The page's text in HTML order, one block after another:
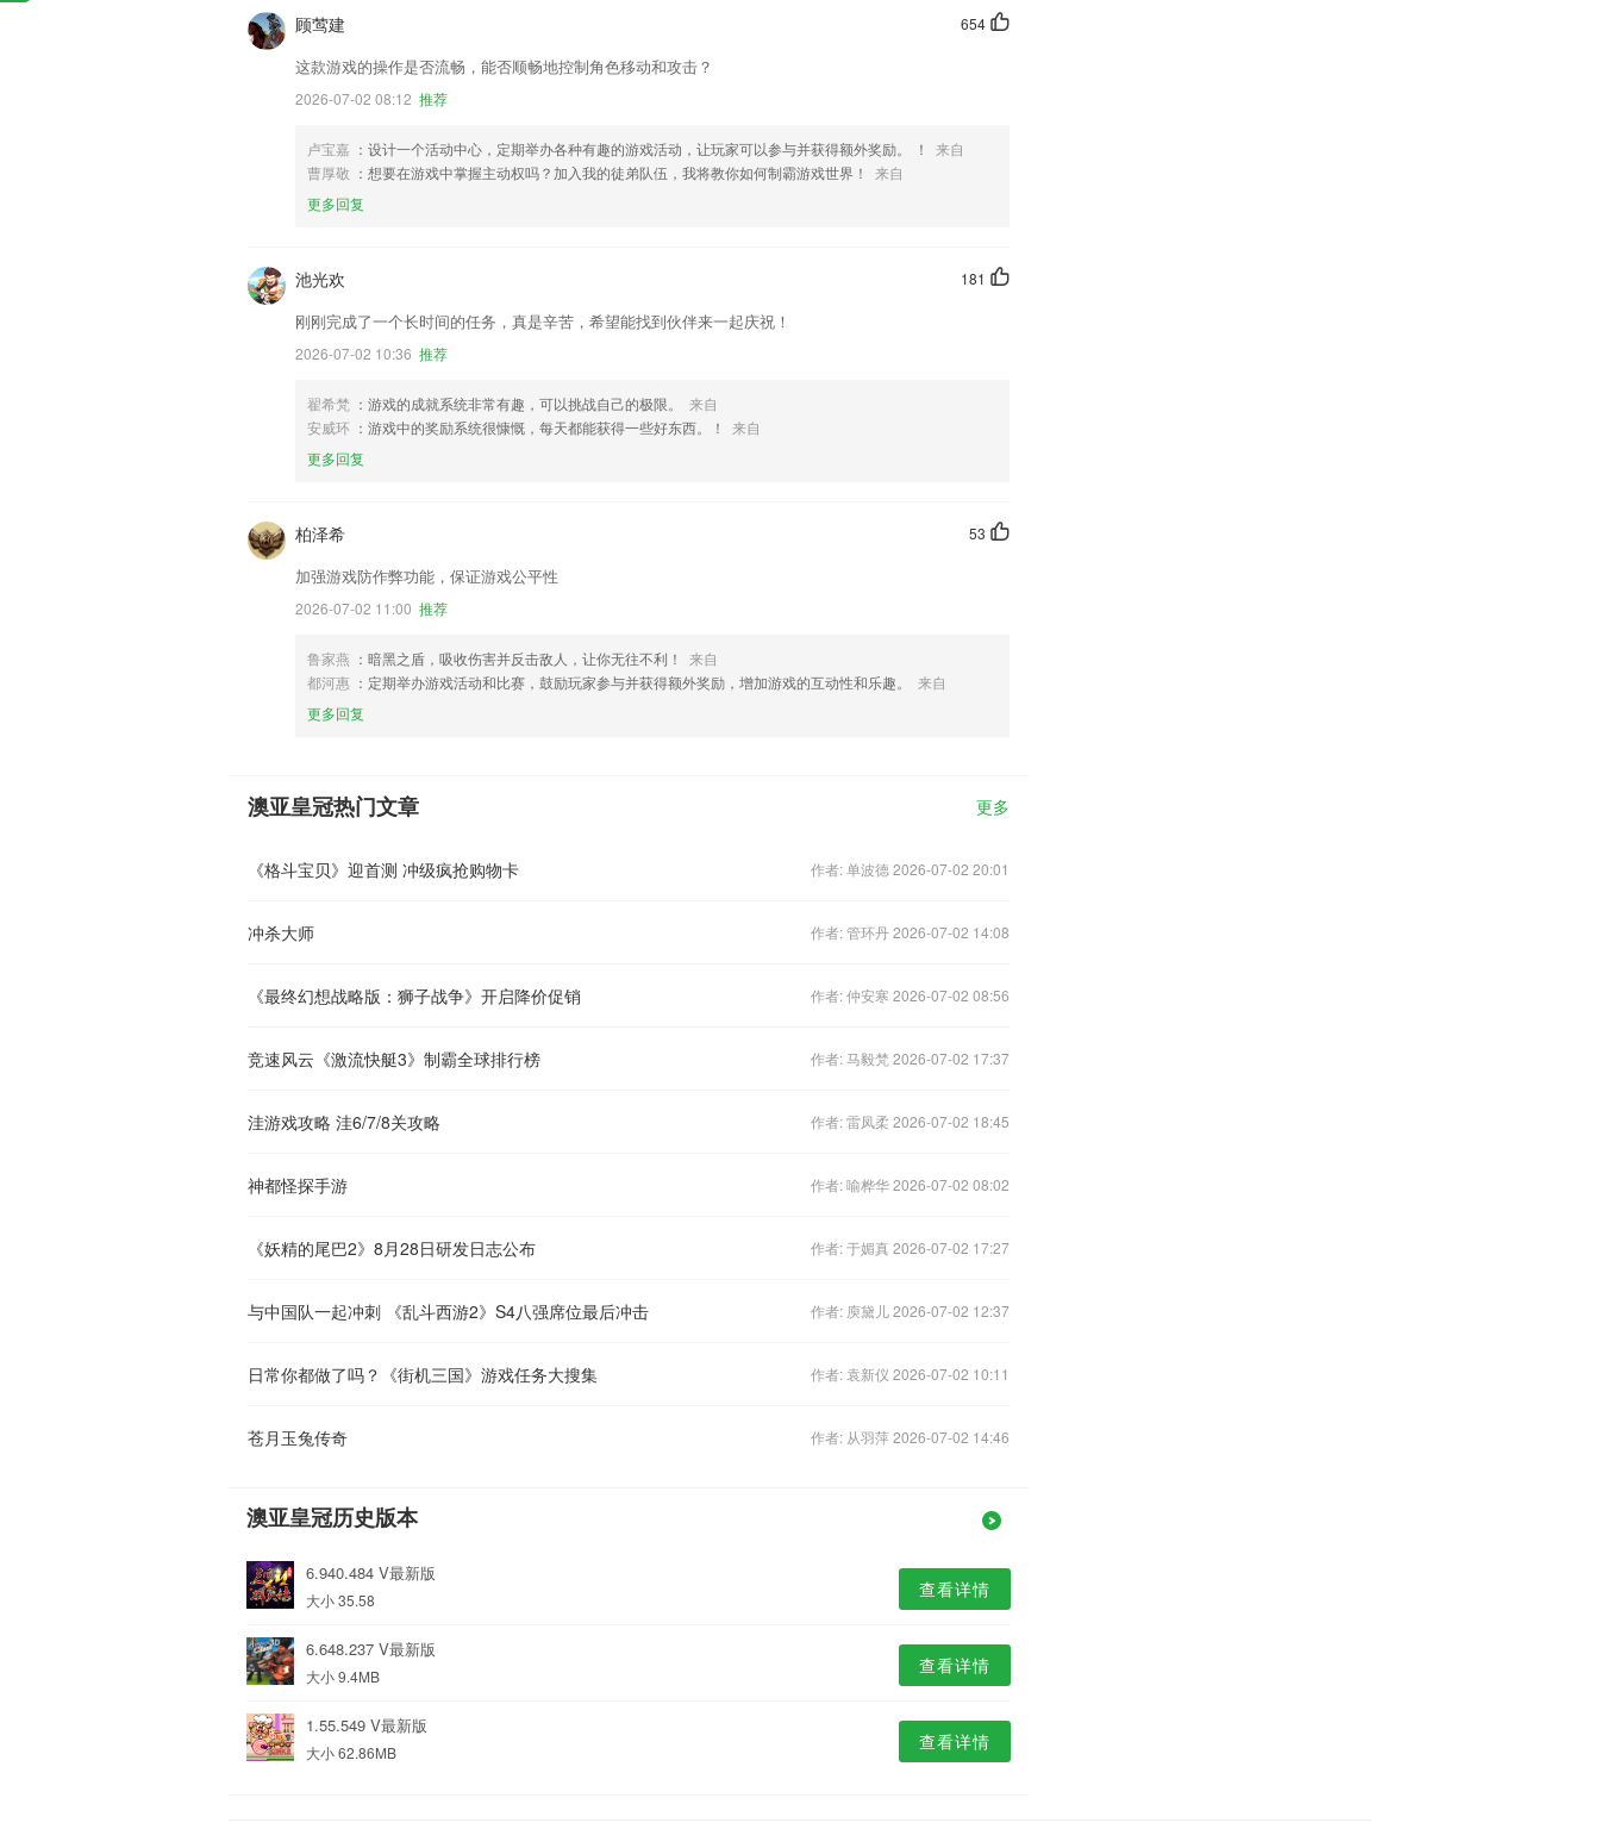
654
顾莺建
这款游戏的操作是否流畅，能否顺畅地控制角色移动和攻击？
2026-07-02 08:12 推荐
卢宝嘉 ：设计一个活动中心，定期举办各种有趣的游戏活动，让玩家可以参与并获得额外奖励。 ！
来自
曹厚敬 ：想要在游戏中掌握主动权吗？加入我的徒弟队伍，我将教你如何制霸游戏世界！
来自
更多回复
181
池光欢
刚刚完成了一个长时间的任务，真是辛苦，希望能找到伙伴来一起庆祝！
2026-07-02 10:36 推荐
翟希梵 ：游戏的成就系统非常有趣，可以挑战自己的极限。
来自
安威环 ：游戏中的奖励系统很慷慨，每天都能获得一些好东西。！
来自
更多回复
53
柏泽希
加强游戏防作弊功能，保证游戏公平性
2026-07-02 11:00 推荐
鲁家燕 ：暗黑之盾，吸收伤害并反击敌人，让你无往不利！
来自
都河惠 ：定期举办游戏活动和比赛，鼓励玩家参与并获得额外奖励，增加游戏的互动性和乐趣。
来自
更多回复
澳亚皇冠热门文章 更多
《格斗宝贝》迎首测 冲级疯抢购物卡 作者: 单波德 2026-07-02 20:01
冲杀大师 作者: 管环丹 2026-07-02 14:08
《最终幻想战略版：狮子战争》开启降价促销 作者: 仲安寒 2026-07-02 08:56
竞速风云《激流快艇3》制霸全球排行榜 作者: 马毅梵 2026-07-02 17:37
洼游戏攻略 洼6/7/8关攻略 作者: 雷凤柔 2026-07-02 18:45
神都怪探手游 作者: 喻桦华 2026-07-02 08:02
《妖精的尾巴2》8月28日研发日志公布 作者: 于媚真 2026-07-02 17:27
与中国队一起冲刺 《乱斗西游2》S4八强席位最后冲击 作者: 庾黛儿 2026-07-02 12:37
日常你都做了吗？《街机三国》游戏任务大搜集 作者: 袁新仪 2026-07-02 10:11
苍月玉兔传奇 作者: 从羽萍 2026-07-02 14:46
澳亚皇冠历史版本
6.940.484 V最新版
大小 35.58 查看详情
6.648.237 V最新版
大小 9.4MB 查看详情
1.55.549 V最新版
大小 62.86MB 查看详情